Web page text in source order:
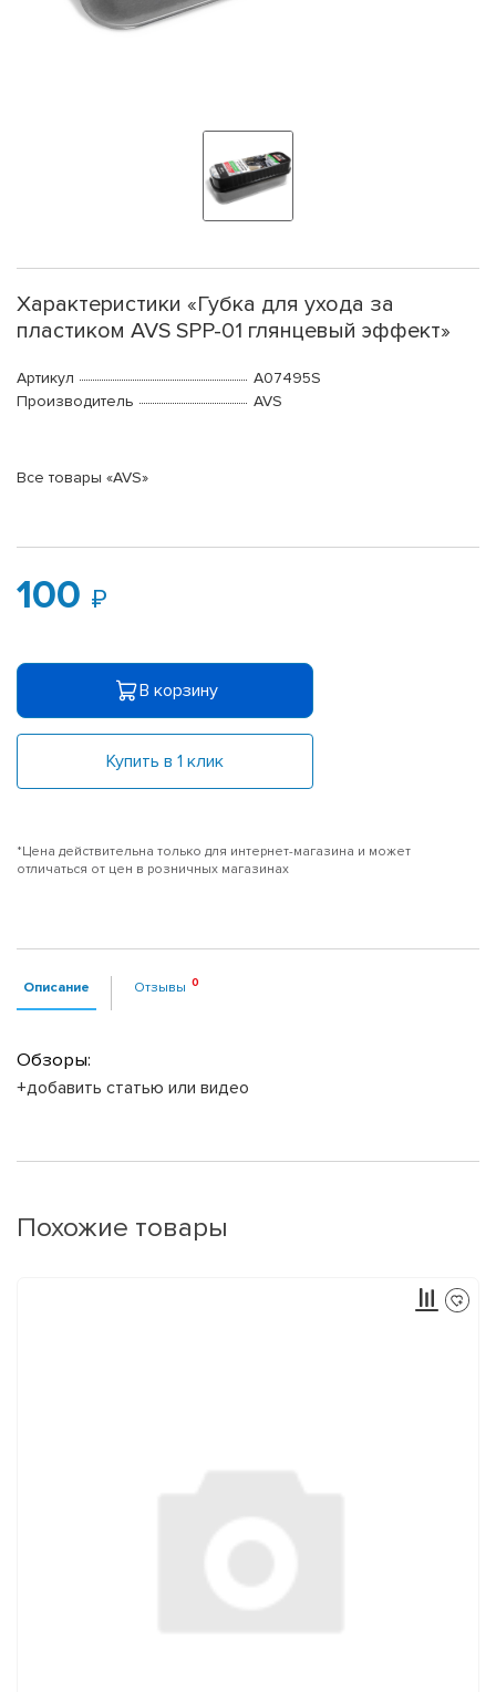
Характеристики «Губка для ухода за
пластиком AVS SPP-01 глянцевый эффект»
Артикул
A07495S
Производитель
AVS
Все товары «AVS»
100
В корзину
Купить в 1 клик
*Цена действительна только для интернет-магазина и может
отличаться от цен в розничных магазинах
Описание Отзывы
Обзоры:
+добавить статью или видео
Похожие товары